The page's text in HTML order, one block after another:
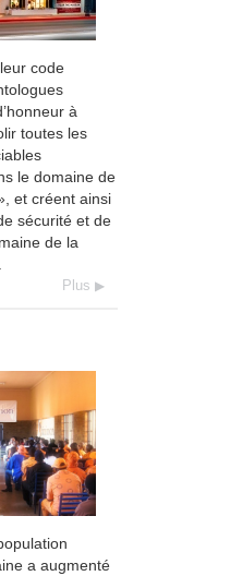
code
à
toutes les
le domaine de
et créent ainsi
sécurité et de
de la
Plus
a augmenté